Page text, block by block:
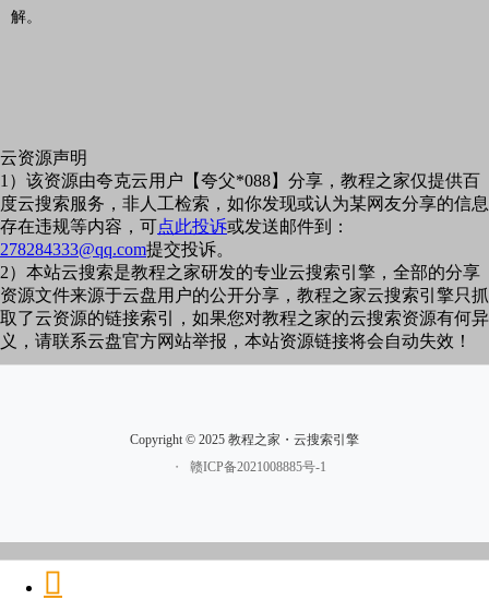
解。
云资源声明
1）该资源由夸克云用户【夸父*088】分享，教程之家仅提供百
度云搜索服务，非人工检索，如你发现或认为某网友分享的信息
存在违规等内容，可点此投诉或发送邮件到：
278284333@qq.com提交投诉。
2）本站云搜索是教程之家研发的专业云搜索引擎，全部的分享
资源文件来源于云盘用户的公开分享，教程之家云搜索引擎只抓
取了云资源的链接索引，如果您对教程之家的云搜索资源有何异
义，请联系云盘官方网站举报，本站资源链接将会自动失效！
Copyright © 2025 教程之家・云搜索引擎
・
赣ICP备2021008885号-1